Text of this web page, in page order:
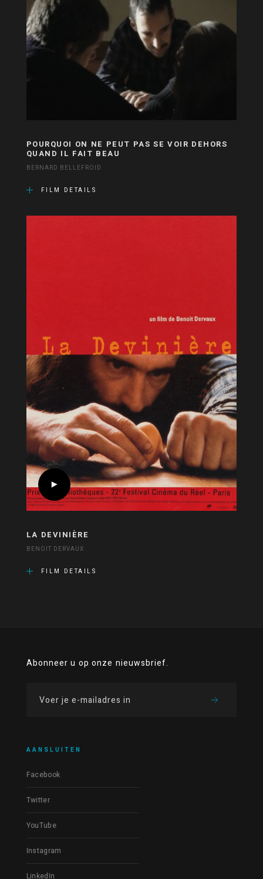
POURQUOI ON NE PEUT PAS SE VOIR DEHORS
QUAND IL FAIT BEAU
BERNARD BELLEFROID
FILM DETAILS
LA DEVINIÈRE
BENOIT DERVAUX
FILM DETAILS
Abonneer u op onze nieuwsbrief.
AANSLUITEN
Facebook
Twitter
YouTube
Instagram
LinkedIn